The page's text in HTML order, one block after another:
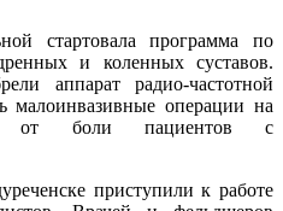
стартовала программа по
и коленных суставов.
аппарат радио-частотной
малоинвазивные операции на
от боли пациентов с
приступили к работе